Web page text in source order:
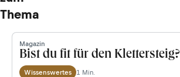
Thema
Magazin
Bist du fit für den Klettersteig?
Wissenswertes 1 Min.